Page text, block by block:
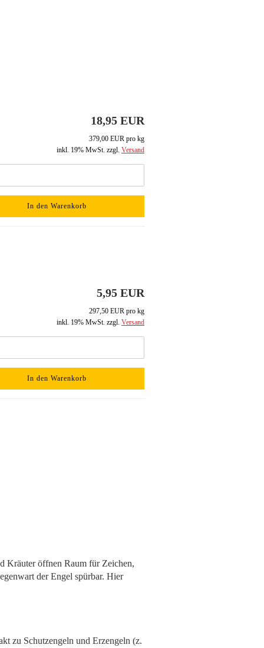
18,95 EUR
379,00 EUR pro kg
inkl. 19% MwSt. zzgl. Versand
In den Warenkorb
5,95 EUR
297,50 EUR pro kg
inkl. 19% MwSt. zzgl. Versand
In den Warenkorb
Kräuter öffnen Raum für Zeichen,
der Engel spürbar. Hier
zu Schutzengeln und Erzengeln (z.